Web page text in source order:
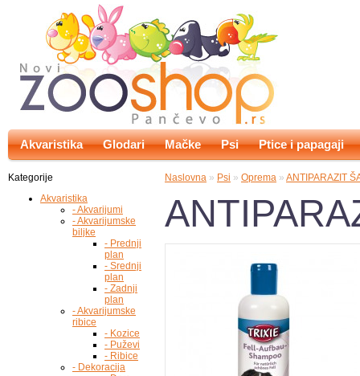
Akvaristika Glodari Mačke Psi Ptice i papagaji
Kategorije
Akvaristika
- Akvarijumi
- Akvarijumske
biljke
- Prednji
plan
- Srednji
plan
- Zadnji
plan
- Akvarijumske
ribice
- Kozice
- Puževi
- Ribice
- Dekoracija
Naslovna » Psi » Oprema » ANTIPARAZIT